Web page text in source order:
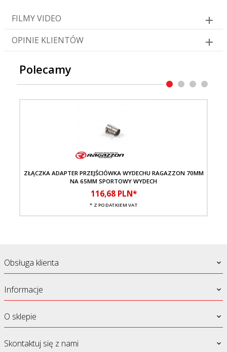
FILMY VIDEO
OPINIE KLIENTÓW
Polecamy
ZŁĄCZKA ADAPTER PRZEJŚCIÓWKA WYDECHU RAGAZZON 70MM
NA 65MM SPORTOWY WYDECH
116,68 PLN*
* Z PODATKIEM VAT
Obsługa klienta
Informacje
O sklepie
Skontaktuj się z nami